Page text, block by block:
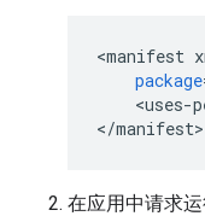
<manifest
package
<uses-
</manifest>
在应用中请求